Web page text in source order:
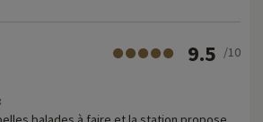
9.5 /10